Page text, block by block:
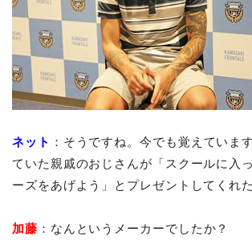
ネット ：そうですね。今でも覚えていま
ていた親戚のおじさんが「スクールに入
ーズをあげよう」とプレゼントしてくれ
加藤 ：なんというメーカーでしたか？